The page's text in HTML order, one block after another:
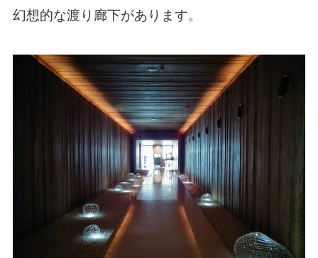
幻想的な渡り廊下があります。